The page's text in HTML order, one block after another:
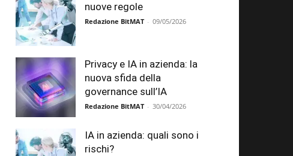
nuove regole
Redazione BitMAT - 09/05/2026
Privacy e IA in azienda: la
nuova sfida della
governance sull’IA
Redazione BitMAT - 30/04/2026
IA in azienda: quali sono i
rischi?